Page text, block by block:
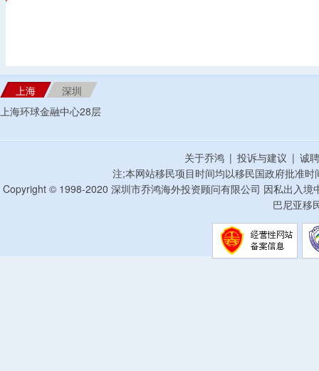
上海
深圳
上海环球金融中心28层
关于乔鸿 | 投诉与建议 | 诚
注;本网站移民项目时间均以移民国政府批准
Copyright © 1998-2020 深圳市乔鸿海外投资顾问有限公司 因私出入
巴尼亚移